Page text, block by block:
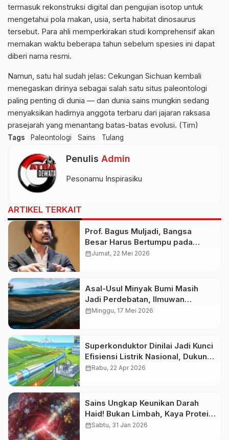
termasuk rekonstruksi digital dan pengujian isotop untuk
mengetahui pola makan, usia, serta habitat dinosaurus
tersebut. Para ahli memperkirakan studi komprehensif akan
memakan waktu beberapa tahun sebelum spesies ini dapat
diberi nama resmi.
Namun, satu hal sudah jelas: Cekungan Sichuan kembali
menegaskan dirinya sebagai salah satu situs paleontologi
paling penting di dunia — dan dunia sains mungkin sedang
menyaksikan hadirnya anggota terbaru dari jajaran raksasa
prasejarah yang menantang batas-batas evolusi. (Tim)
Tags Paleontologi Sains Tulang
Penulis Admin
Pesonamu Inspirasiku
ARTIKEL TERKAIT
Prof. Bagus Muljadi, Bangsa
Besar Harus Bertumpu pada
Warisan Intelektual Leluhur
calendar_monthJumat, 22 Mei 2026
Asal-Usul Minyak Bumi Masih
Jadi Perdebatan, Ilmuwan
Ungkap Fakta Geologi yang
calendar_monthMinggu, 17 Mei 2026
Superkonduktor Dinilai Jadi Kunci
Efisiensi Listrik Nasional, Dukung
Target Ambisius RUPTL PLN
calendar_monthRabu, 22 Apr 2026
Sains Ungkap Keunikan Darah
Haid! Bukan Limbah, Kaya Protein
Regeneratif
calendar_monthSabtu, 31 Jan 2026